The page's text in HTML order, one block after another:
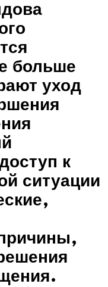
больше
уход
к
ситуации